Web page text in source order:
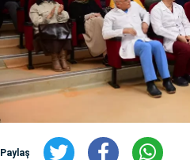
Paylaş